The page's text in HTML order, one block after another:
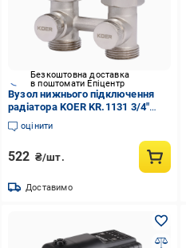
Безкоштовна доставка
в поштомати Епіцентр
Вузол нижнього підключення
радіатора KOER KR.1131 3/4"
прямий комплект Латунь (OL-
KR2815)
оцінити
522 ₴/шт.
Доставимо